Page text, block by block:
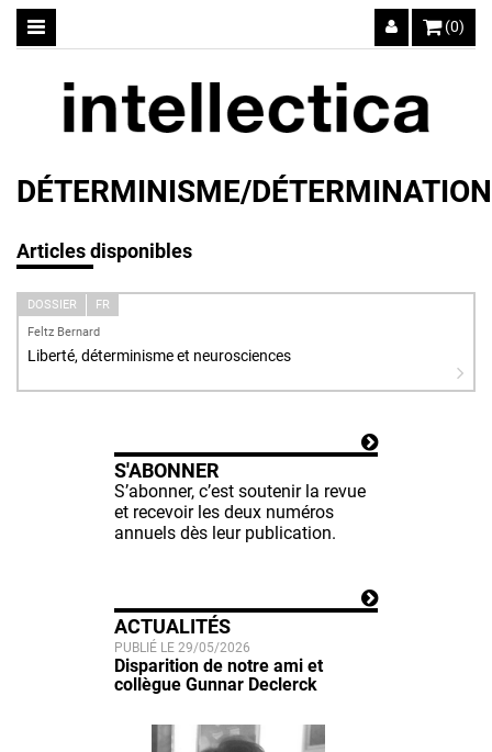
(0)
DÉTERMINISME/DÉTERMINATION
Articles disponibles
DOSSIER
FR
Feltz Bernard
Liberté, déterminisme et neurosciences
S'ABONNER
S’abonner, c’est soutenir la revue
et recevoir les deux numéros
annuels dès leur publication.
ACTUALITÉS
PUBLIÉ LE 29/05/2026
Disparition de notre ami et
collègue Gunnar Declerck